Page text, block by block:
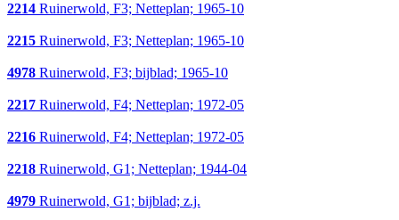
2214 Ruinerwold, F3; Netteplan; 1965-10
2215 Ruinerwold, F3; Netteplan; 1965-10
4978 Ruinerwold, F3; bijblad; 1965-10
2217 Ruinerwold, F4; Netteplan; 1972-05
2216 Ruinerwold, F4; Netteplan; 1972-05
2218 Ruinerwold, G1; Netteplan; 1944-04
4979 Ruinerwold, G1; bijblad; z.j.